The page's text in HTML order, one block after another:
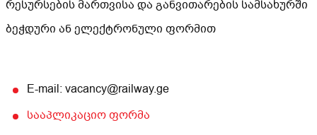
რესურსების მართვისა და განვითარების სამსახურში
ბეჭდური ან ელექტრონული ფორმით
E-mail: vacancy@railway.ge
სააპლიკაციო ფორმა